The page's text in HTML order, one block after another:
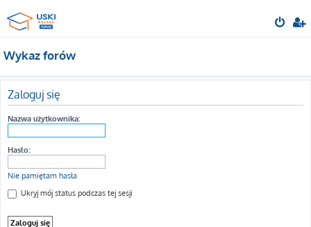
Wykaz forów
Zaloguj się
Nazwa użytkownika:
Hasło:
Nie pamiętam hasła
Ukryj mój status podczas tej sesji